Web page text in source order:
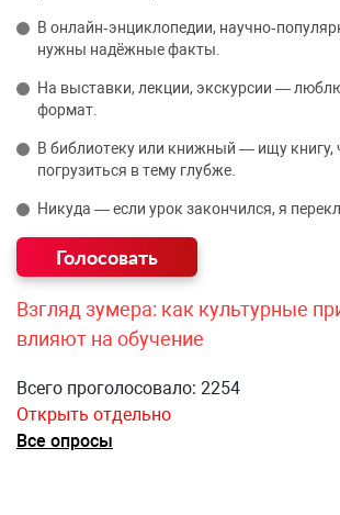
В онлайн‑энциклопедии,
нужны надёжные факты.
На выставки, лекции, экскурсии —
формат.
В библиотеку или книжный — ищу книгу,
погрузиться в тему глубже.
Никуда — если урок закончился, я
Взгляд зумера: как культурные
влияют на обучение
Всего проголосовало: 2254
Открыть отдельно
Все опросы